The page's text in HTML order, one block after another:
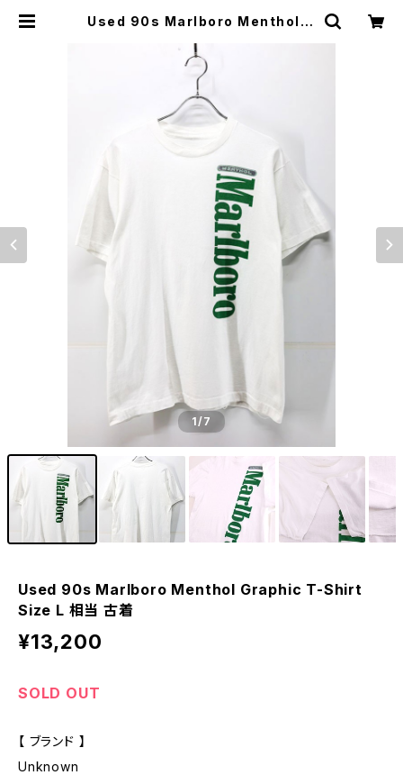
Used 90s Marlboro Menthol G
| ear vintage&culture store
1/7
Used 90s Marlboro Menthol Graphic T-Shirt
Size L 相当 古着
¥13,200
SOLD OUT
【 ブランド 】
Unknown